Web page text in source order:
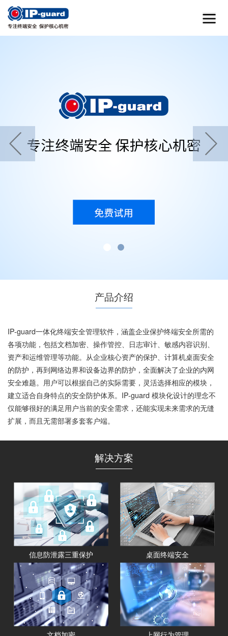
首页 home
产品介绍
IP-guard一体化终端安全管理软件，涵盖企业保护终端安全所需的
各项功能，包括文档加密、操作管控、日志审计、敏感内容识别、
资产和运维管理等功能。从企业核心资产的保护、计算机桌面安全
的防护，再到网络边界和设备边界的防护，全面解决了企业的内网
安全难题。用户可以根据自己的实际需要，灵活选择相应的模块，
建立适合自身特点的安全防护体系。IP-guard 模块化设计的理念不
仅能够很好的满足用户当前的安全需求，还能实现未来需求的无缝
扩展，而且无需部署多套客户端。
解决方案
信息防泄露三重保护 桌面终端安全